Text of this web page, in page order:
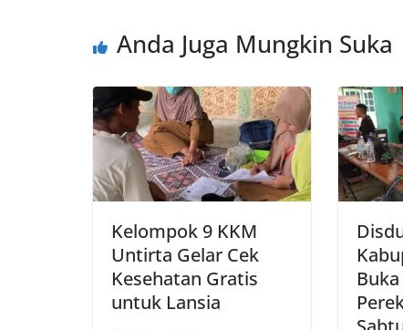
Anda Juga Mungkin Suka
Kelompok 9 KKM
Untirta Gelar Cek
Kesehatan Gratis
untuk Lansia